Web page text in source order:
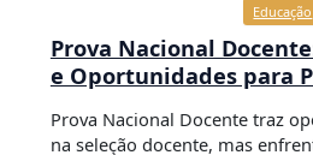
Educação
Prova Nacional
e Oportunidades para
Prova Nacional Docente traz
na seleção docente, mas